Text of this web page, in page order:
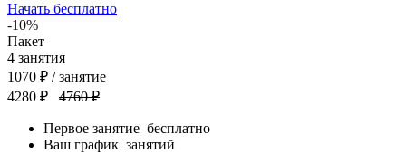
Начать бесплатно
-10%
Пакет
4 занятия
1070 ₽ / занятие
4280 ₽
4760 ₽
Первое занятие бесплатно
Ваш график занятий